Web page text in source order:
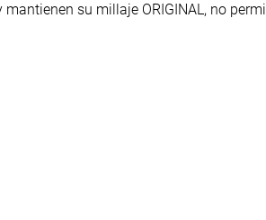
su millaje ORIGINAL, no